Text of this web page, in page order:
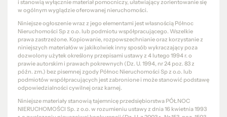
i stanowią wyłącznie materiał pomocniczy, ułatwiający zorientowanie się
w ogólnym wyglądzie oferowanej nieruchomości.
Niniejsze ogłoszenie wraz z jego elementami jest własnością Północ
Nieruchomości Sp z o.o. lub podmiotu współpracującego. Wszelkie
prawa zastrzeżone. Kopiowanie, rozpowszechnianie oraz korzystanie z
niniejszych materiałów w jakikolwiek inny sposób wykraczający poza
dozwolony użytek określony przepisami ustawy z 4 lutego 1994 r. o
prawie autorskim i prawach pokrewnych (Dz. U. 1994, nr 24 poz. 83 z
późn. zm.) bez pisemnej zgody Północ Nieruchomości Sp z o.o. lub
podmiotów współpracujących jest zabronione i może stanowić podstawę
odpowiedzialności cywilnej oraz karnej.
Niniejsze materiały stanowią tajemnicę przedsiębiorstwa PÓŁNOC
NIERUCHOMOŚCI Sp. z o.o. w rozumieniu ustawy z dnia 16 kwietnia 1993